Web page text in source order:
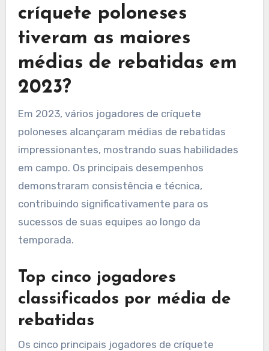
críquete poloneses
tiveram as maiores
médias de rebatidas em
2023?
Em 2023, vários jogadores de críquete
poloneses alcançaram médias de rebatidas
impressionantes, mostrando suas habilidades
em campo. Os principais desempenhos
demonstraram consistência e técnica,
contribuindo significativamente para os
sucessos de suas equipes ao longo da
temporada.
Top cinco jogadores
classificados por média de
rebatidas
Os cinco principais jogadores de críquete